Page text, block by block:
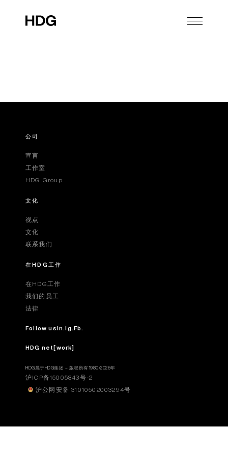
公司
宣言
工作室
HDG Group
文化
视点
文化
联系我们
在HDG工作
在HDG工作
我们的员工
法律
Follow usIn.Ig.Fb.
HDG net[work]
HDG属于HDG集团 – 版权所有1980/2026年
沪ICP备15005843号-2
沪公网安备 31010502003294号